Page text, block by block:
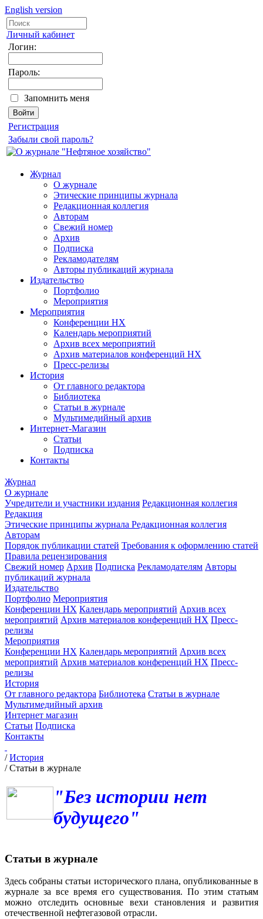
English version
Личный кабинет
Логин:
Пароль:
Запомнить меня
Регистрация
Забыли свой пароль?
Журнал
О журнале
Этические принципы журнала
Редакционная коллегия
Авторам
Свежий номер
Архив
Подписка
Рекламодателям
Авторы публикаций журнала
Издательство
Портфолио
Мероприятия
Мероприятия
Конференции НХ
Календарь мероприятий
Архив всех мероприятий
Архив материалов конференций НХ
Пресс-релизы
История
От главного редактора
Библиотека
Статьи в журнале
Мультимедийный архив
Интернет-Магазин
Статьи
Подписка
Контакты
Журнал
О журнале
Учредители и участники издания Редакционная коллегия
Редакция
Этические принципы журнала Редакционная коллегия
Авторам
Порядок публикации статей Требования к оформлению статей
Правила рецензирования
Свежий номер Архив Подписка Рекламодателям Авторы
публикаций журнала
Издательство
Портфолио Мероприятия
Конференции НХ Календарь мероприятий Архив всех
мероприятий Архив материалов конференций НХ Пресс-
релизы
Мероприятия
Конференции НХ Календарь мероприятий Архив всех
мероприятий Архив материалов конференций НХ Пресс-
релизы
История
От главного редактора Библиотека Статьи в журнале
Мультимедийный архив
Интернет магазин
Статьи Подписка
Контакты
/История
/Статьи в журнале
"Без истории нет
будущего"
Статьи в журнале
Здесь собраны статьи исторического плана, опубликованные в
журнале за все время его существования. По этим статьям
можно отследить основные вехи становления и развития
отечественной нефтегазовой отрасли.